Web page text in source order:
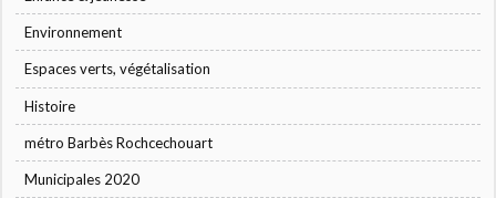
Environnement
Espaces verts, végétalisation
Histoire
métro Barbès Rochcechouart
Municipales 2020